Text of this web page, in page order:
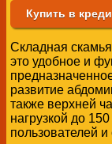
Купить в
Складная
это удобное и
развитие
также верхней
нагрузкой до
пользователей